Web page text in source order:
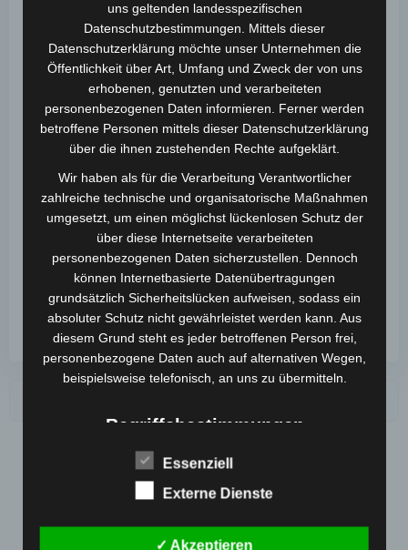
Meinen Namen, meine E-Mail-Adresse und meine
Website in diesem Browser für die nächste
Kommentierung speichern.
Suchen
Recent Comments
uns geltenden landesspezifischen
Datenschutzbestimmungen. Mittels dieser
Datenschutzerklärung möchte unser Unternehmen die
Öffentlichkeit über Art, Umfang und Zweck der von uns
erhobenen, genutzten und verarbeiteten
personenbezogenen Daten informieren. Ferner werden
betroffene Personen mittels dieser Datenschutzerklärung
über die ihnen zustehenden Rechte aufgeklärt.
Wir haben als für die Verarbeitung Verantwortlicher
zahlreiche technische und organisatorische Maßnahmen
umgesetzt, um einen möglichst lückenlosen Schutz der
über diese Internetseite verarbeiteten
personenbezogenen Daten sicherzustellen. Dennoch
können Internetbasierte Datenübertragungen
grundsätzlich Sicherheitslücken aufweisen, sodass ein
absoluter Schutz nicht gewährleistet werden kann. Aus
diesem Grund steht es jeder betroffenen Person frei,
personenbezogene Daten auch auf alternativen Wegen,
beispielsweise telefonisch, an uns zu übermitteln.
Begriffsbestimmungen
Die Datenschutzerklärung beruht auf den
und Verordnungsgeber beim Erlass der Datenschutz-
Datenschutzerklärung soll sowohl für die Öffentlichkeit
Essenziell
Externe Dienste
✓ Akzeptieren